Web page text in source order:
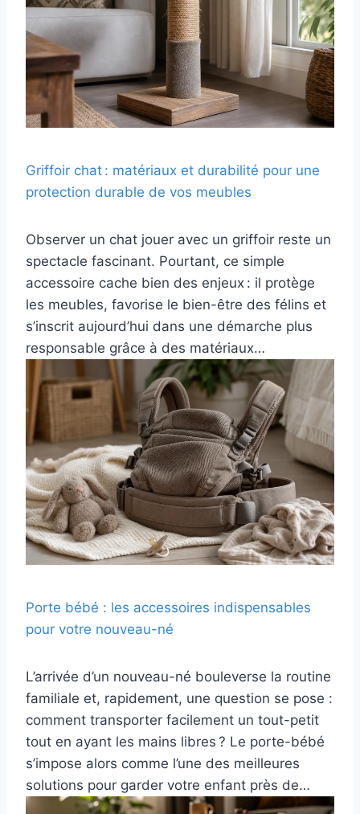
Griffoir chat : matériaux et durabilité pour une
protection durable de vos meubles
Observer un chat jouer avec un griffoir reste un
spectacle fascinant. Pourtant, ce simple
accessoire cache bien des enjeux : il protège
les meubles, favorise le bien-être des félins et
s’inscrit aujourd’hui dans une démarche plus
responsable grâce à des matériaux…
Porte bébé : les accessoires indispensables
pour votre nouveau-né
L’arrivée d’un nouveau-né bouleverse la routine
familiale et, rapidement, une question se pose :
comment transporter facilement un tout-petit
tout en ayant les mains libres ? Le porte-bébé
s’impose alors comme l’une des meilleures
solutions pour garder votre enfant près de…